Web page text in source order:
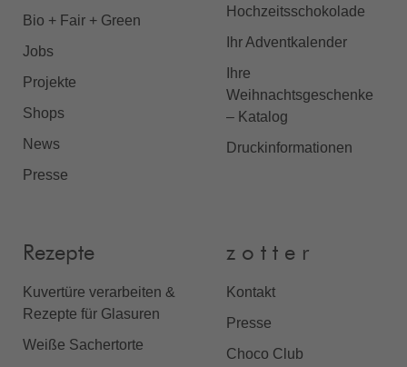
Bio + Fair + Green
Jobs
Projekte
Shops
News
Presse
Hochzeitsschokolade
Ihr Adventkalender
Ihre
Weihnachtsgeschenke
– Katalog
Druckinformationen
Rezepte
Kuvertüre verarbeiten &
Rezepte für Glasuren
Weiße Sachertorte
z o t t e r
Kontakt
Presse
Choco Club